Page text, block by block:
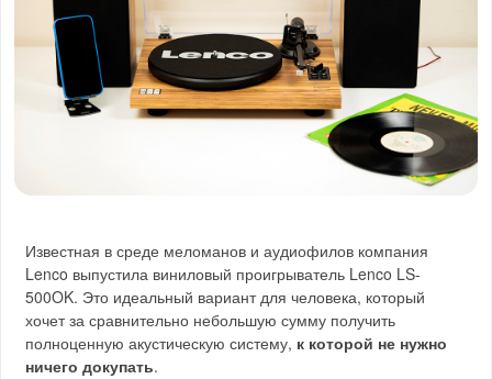
Известная в среде меломанов и аудиофилов компания
Lenco выпустила виниловый проигрыватель Lenco LS-
500OK. Это идеальный вариант для человека, который
хочет за сравнительно небольшую сумму получить
полноценную акустическую систему, к которой не нужно
ничего докупать.